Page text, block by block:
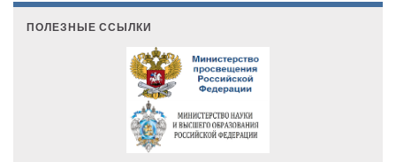
ПОЛЕЗНЫЕ ССЫЛКИ